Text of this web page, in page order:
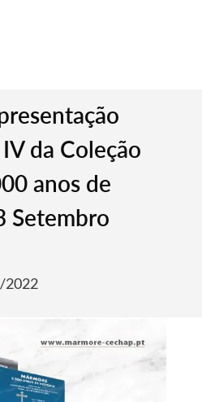
da Coleção
anos de
Setembro
2022